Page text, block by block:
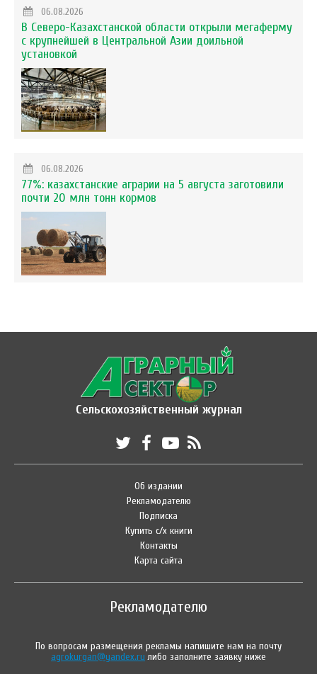
06.08.2026
В Северо-Казахстанской области открыли мегаферму
с крупнейшей в Центральной Азии доильной
установкой
06.08.2026
77%: казахстанские аграрии на 5 августа заготовили
почти 20 млн тонн кормов
Сельскохозяйственный журнал
Об издании
Рекламодателю
Подписка
Купить с/х книги
Контакты
Карта сайта
Рекламодателю
По вопросам размещения рекламы напишите нам на почту
agrokurgan@yandex.ru либо заполните заявку ниже